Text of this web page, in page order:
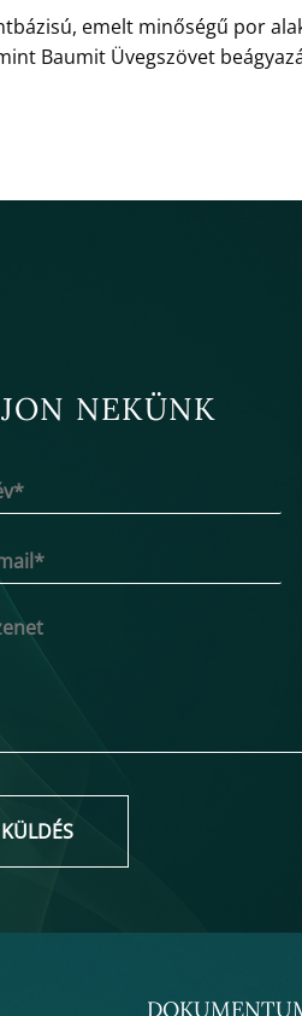
emelt minőségű por
Baumit Üvegszövet
NEKÜNK
KÜLDÉS